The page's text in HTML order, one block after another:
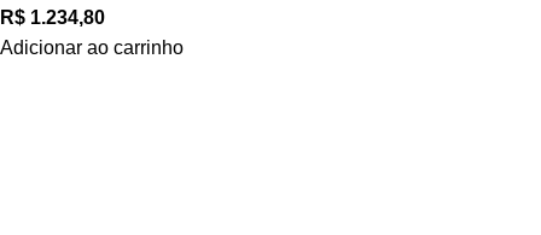
R$ 1.234,80
Adicionar ao carrinho